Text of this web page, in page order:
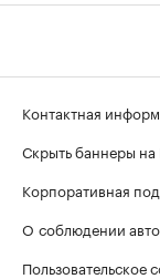
Контактная
Скрыть баннеры
Корпоративная
О соблюдении
Пользовательское